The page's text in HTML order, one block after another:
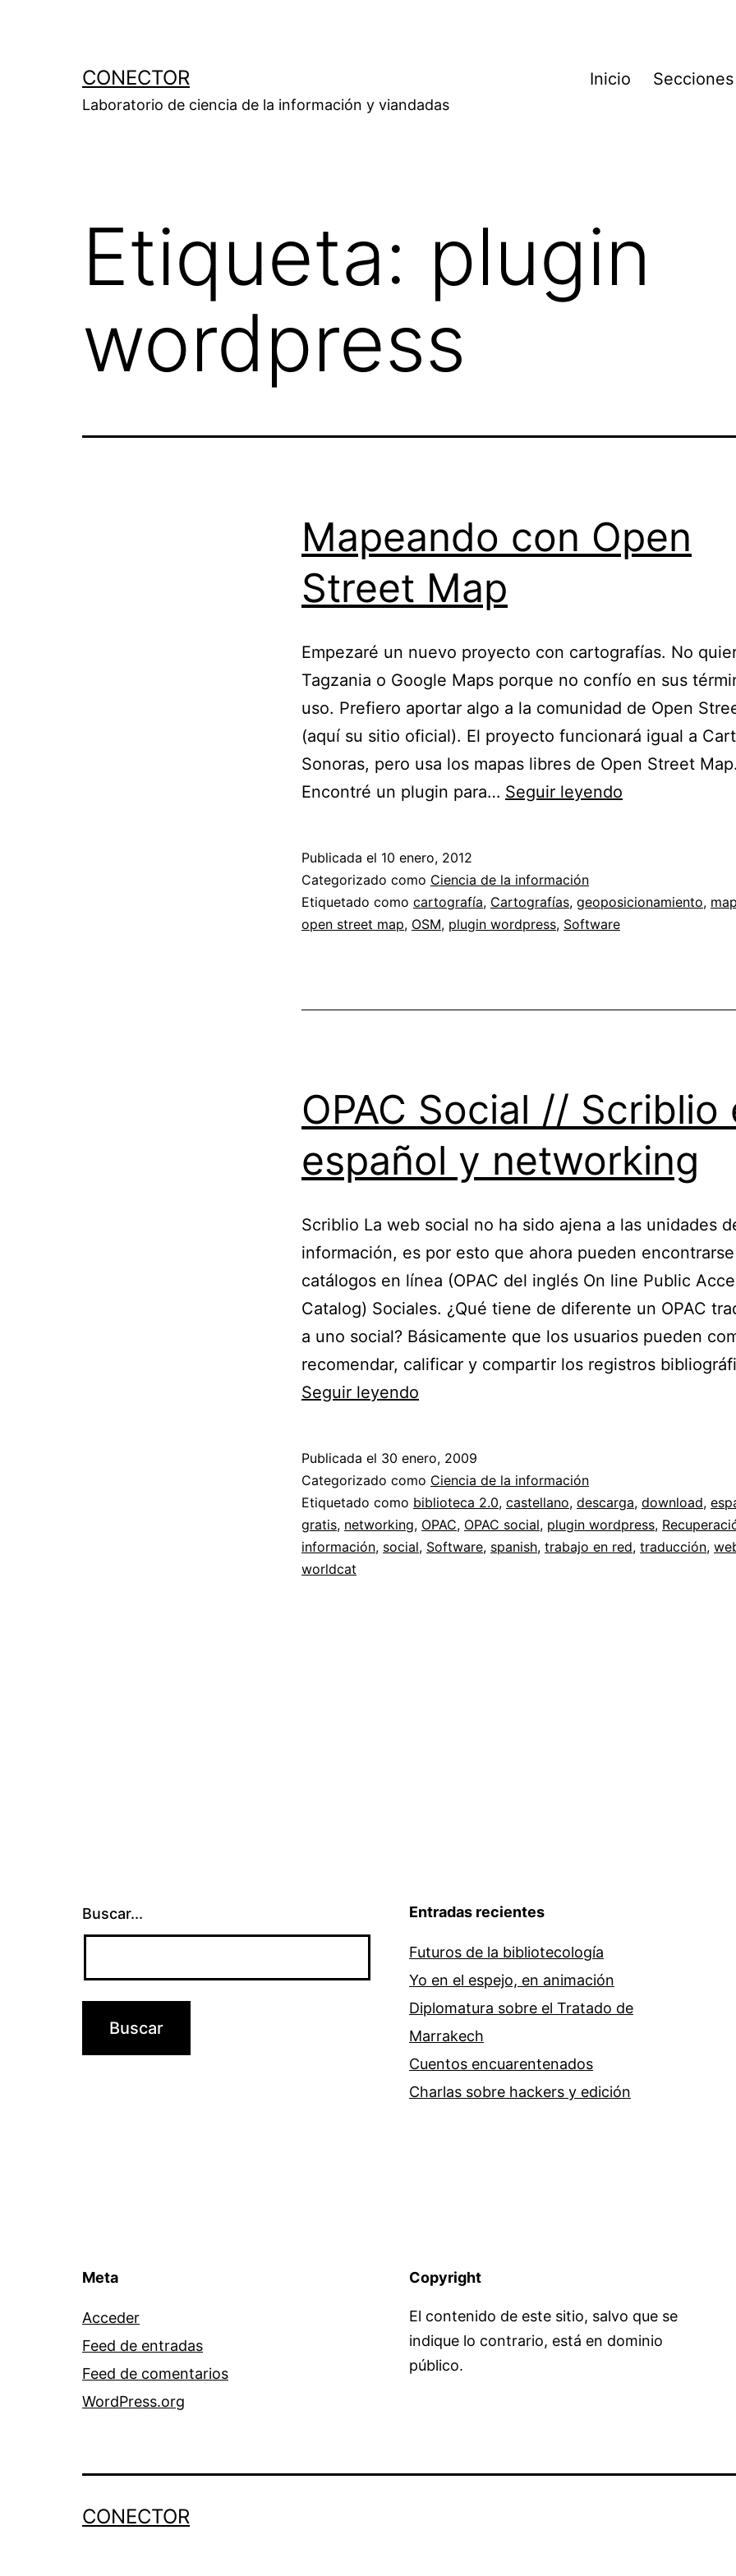
CONECTOR
Laboratorio de ciencia de la información y viandadas
Inicio Secciones
Etiqueta: plugin
wordpress
Mapeando con Open
Street Map
Empezaré un nuevo proyecto con cartografías. No
Tagzania o Google Maps porque no confío en sus
uso. Prefiero aportar algo a la comunidad de Open
(aquí su sitio oficial). El proyecto funcionará igual a
Sonoras, pero usa los mapas libres de Open Street Map.
Encontré un plugin para… Seguir leyendo
Map
Publicada el 10 enero, 2012
Categorizado como Ciencia de la información
Etiquetado como cartografía, Cartografías, geoposicionamiento,
open street map, OSM, plugin wordpress, Software
OPAC Social // Scriblio
español y networking
Scriblio La web social no ha sido ajena a las unidades
información, es por esto que ahora pueden encontrarse
catálogos en línea (OPAC del inglés On line Public
Catalog) Sociales. ¿Qué tiene de diferente un OPAC
a uno social? Básicamente que los usuarios pueden
recomendar, calificar y compartir los registros
Seguir leyendo
Scriblio
en
español
y
Publicada el 30 enero, 2009
Categorizado como Ciencia de la información
Etiquetado como biblioteca 2.0, castellano, descarga, download,
gratis, networking, OPAC, OPAC social, plugin wordpress,
información, social, Software, spanish, trabajo en red, traducción,
worldcat
Buscar... Entradas recientes
Futuros de la bibliotecología
Yo en el espejo, en animación
Diplomatura sobre el Tratado de
Marrakech
Cuentos encuarentenados
Charlas sobre hackers y edición
Meta
Acceder
Feed de entradas
Feed de comentarios
WordPress.org
Copyright
El contenido de este sitio, salvo que se
indique lo contrario, está en dominio
público.
CONECTOR